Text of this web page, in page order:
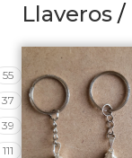
55
37
39
111
Llaveros /